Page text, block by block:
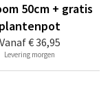
Vanaf€ 36,95
50cm + gratis
plantenpot
Levering morgen